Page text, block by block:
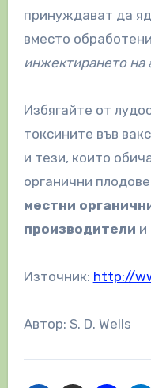
принуждават да
вместо
инжектирането на
Избягайте от
токсините във
и тези, които
органични
местни
производители и
Източник: http://
Автор: S. D. Wells